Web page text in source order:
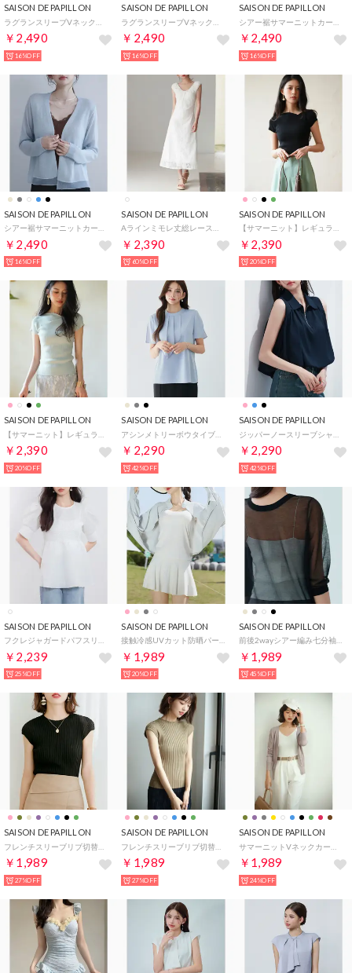
SAISON DE PAPILLON
￥2,490
16%OFF
SAISON DE PAPILLON
￥2,490
16%OFF
SAISON DE PAPILLON
￥2,490
16%OFF
SAISON DE PAPILLON
￥2,490
16%OFF
SAISON DE PAPILLON
￥2,390
60%OFF
SAISON DE PAPILLON
￥2,390
20%OFF
SAISON DE PAPILLON
￥2,390
20%OFF
SAISON DE PAPILLON
￥2,290
42%OFF
SAISON DE PAPILLON
￥2,290
42%OFF
SAISON DE PAPILLON
￥2,239
25%OFF
SAISON DE PAPILLON
￥1,989
20%OFF
SAISON DE PAPILLON
前後2wayシアー編み七分袖ニット （ブラック）
￥1,989
45%OFF
SAISON DE PAPILLON
￥1,989
27%OFF
SAISON DE PAPILLON
￥1,989
27%OFF
SAISON DE PAPILLON
￥1,989
24%OFF